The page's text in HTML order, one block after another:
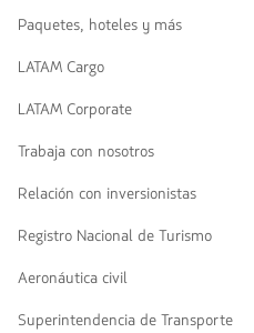
Paquetes, hoteles y más
LATAM Cargo
LATAM Corporate
Trabaja con nosotros
Relación con inversionistas
Registro Nacional de Turismo
Aeronáutica civil
Superintendencia de Transporte